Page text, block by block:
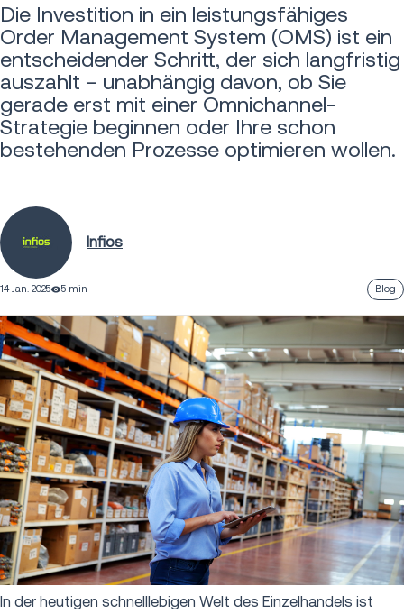
Die Investition in ein leistungsfähiges
Order Management System (OMS) ist ein
entscheidender Schritt, der sich langfristig
auszahlt – unabhängig davon, ob Sie
gerade erst mit einer Omnichannel-
Strategie beginnen oder Ihre schon
bestehenden Prozesse optimieren wollen.
Infios
14 Jan. 2025 5 min Blog
In der heutigen schnelllebigen Welt des Einzelhandels ist